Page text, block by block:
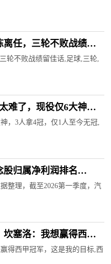
离任，三轮不败战绩留
轮不败战绩留佳话,足球,三轮,
难了，现役仅6大神，3
，3人拿4冠，仅1人至今无冠,
股归属净利润排名
整理，截至2026第一季度，汽
塞洛：我想赢得西甲
得西甲冠军，这是我的目标,西